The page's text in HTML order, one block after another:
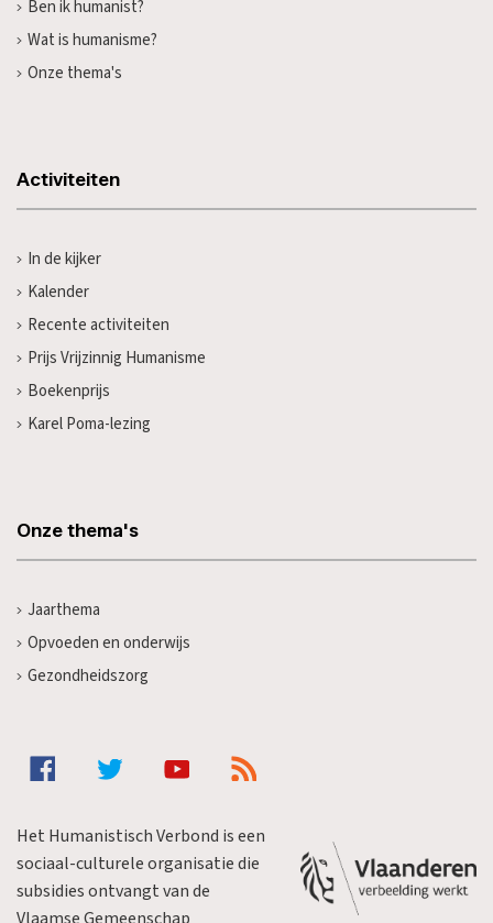
Ben ik humanist?
Wat is humanisme?
Onze thema's
Activiteiten
In de kijker
Kalender
Recente activiteiten
Prijs Vrijzinnig Humanisme
Boekenprijs
Karel Poma-lezing
Onze thema's
Jaarthema
Opvoeden en onderwijs
Gezondheidszorg
Het Humanistisch Verbond is een
sociaal-culturele organisatie die
subsidies ontvangt van de